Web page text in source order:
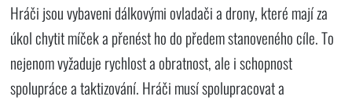
Hráči jsou vybaveni dálkovými ovladači a drony, které mají za
úkol chytit míček a přenést ho do předem stanoveného cíle. To
nejenom vyžaduje rychlost a obratnost, ale i schopnost
spolupráce a taktizování. Hráči musí spolupracovat a